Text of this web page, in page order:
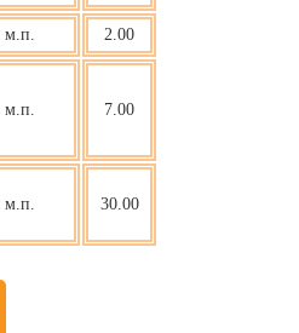
м.п. 2.00
м.п. 7.00
м.п. 30.00